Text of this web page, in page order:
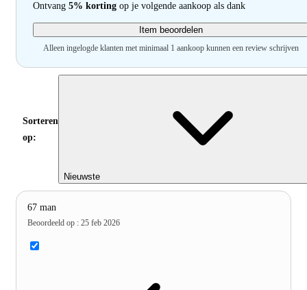
Ontvang 5% korting op je volgende aankoop als dank
Item beoordelen
Alleen ingelogde klanten met minimaal 1 aankoop kunnen een review schrijven
Sorteren
op:
Nieuwste
67 man
Beoordeeld op : 25 feb 2026